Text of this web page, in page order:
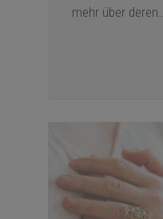
mehr über deren...